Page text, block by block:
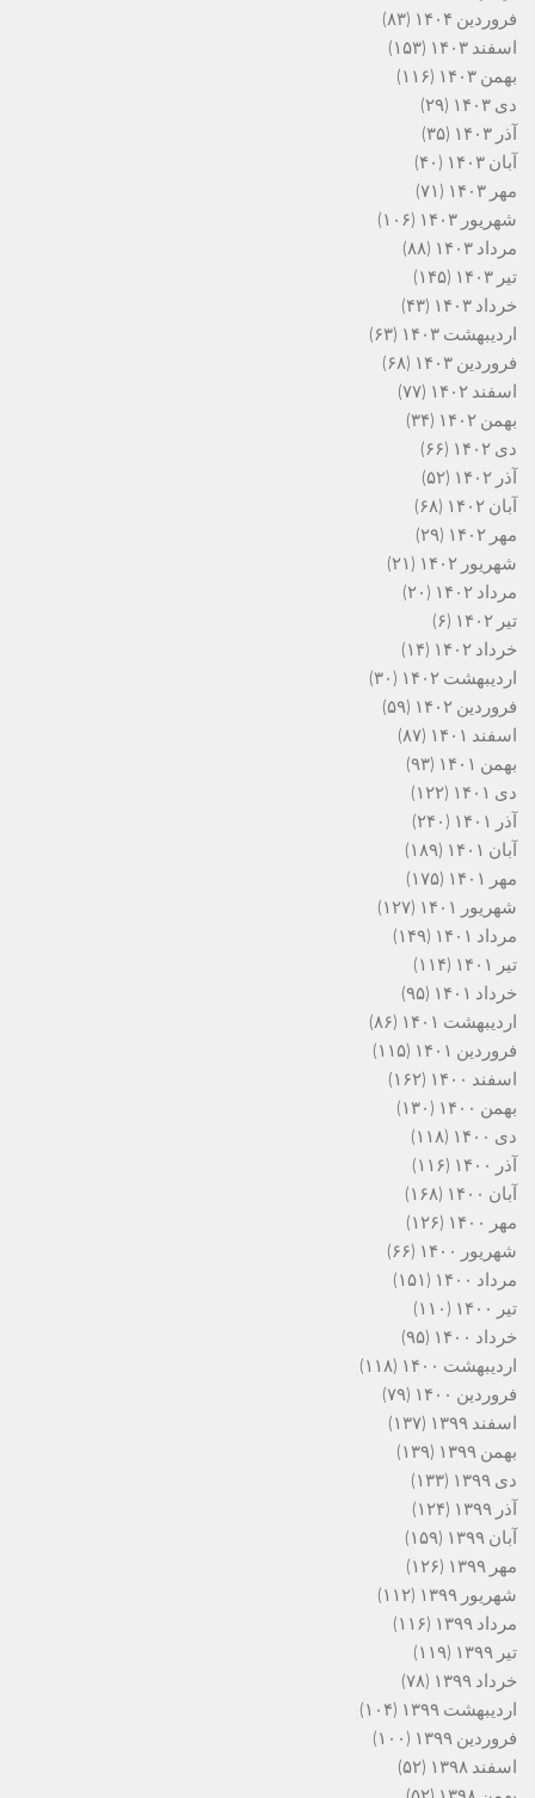
فروردین ۱۴۰۴
(۸۳)
اسفند ۱۴۰۳
(۱۵۳)
بهمن ۱۴۰۳
(۱۱۶)
دی ۱۴۰۳
(۲۹)
آذر ۱۴۰۳
(۳۵)
آبان ۱۴۰۳
(۴۰)
مهر ۱۴۰۳
(۷۱)
شهریور ۱۴۰۳
(۱۰۶)
مرداد ۱۴۰۳
(۸۸)
تیر ۱۴۰۳
(۱۴۵)
خرداد ۱۴۰۳
(۴۳)
اردیبهشت ۱۴۰۳
(۶۳)
فروردین ۱۴۰۳
(۶۸)
اسفند ۱۴۰۲
(۷۷)
بهمن ۱۴۰۲
(۳۴)
دی ۱۴۰۲
(۶۶)
آذر ۱۴۰۲
(۵۲)
آبان ۱۴۰۲
(۶۸)
مهر ۱۴۰۲
(۲۹)
شهریور ۱۴۰۲
(۲۱)
مرداد ۱۴۰۲
(۲۰)
تیر ۱۴۰۲
(۶)
خرداد ۱۴۰۲
(۱۴)
اردیبهشت ۱۴۰۲
(۳۰)
فروردین ۱۴۰۲
(۵۹)
اسفند ۱۴۰۱
(۸۷)
بهمن ۱۴۰۱
(۹۳)
دی ۱۴۰۱
(۱۲۲)
آذر ۱۴۰۱
(۲۴۰)
آبان ۱۴۰۱
(۱۸۹)
مهر ۱۴۰۱
(۱۷۵)
شهریور ۱۴۰۱
(۱۲۷)
مرداد ۱۴۰۱
(۱۴۹)
تیر ۱۴۰۱
(۱۱۴)
خرداد ۱۴۰۱
(۹۵)
اردیبهشت ۱۴۰۱
(۸۶)
فروردین ۱۴۰۱
(۱۱۵)
اسفند ۱۴۰۰
(۱۶۲)
بهمن ۱۴۰۰
(۱۳۰)
دی ۱۴۰۰
(۱۱۸)
آذر ۱۴۰۰
(۱۱۶)
آبان ۱۴۰۰
(۱۶۸)
مهر ۱۴۰۰
(۱۲۶)
شهریور ۱۴۰۰
(۶۶)
مرداد ۱۴۰۰
(۱۵۱)
تیر ۱۴۰۰
(۱۱۰)
خرداد ۱۴۰۰
(۹۵)
اردیبهشت ۱۴۰۰
(۱۱۸)
فروردین ۱۴۰۰
(۷۹)
اسفند ۱۳۹۹
(۱۳۷)
بهمن ۱۳۹۹
(۱۳۹)
دی ۱۳۹۹
(۱۳۳)
آذر ۱۳۹۹
(۱۲۴)
آبان ۱۳۹۹
(۱۵۹)
مهر ۱۳۹۹
(۱۲۶)
شهریور ۱۳۹۹
(۱۱۲)
مرداد ۱۳۹۹
(۱۱۶)
تیر ۱۳۹۹
(۱۱۹)
خرداد ۱۳۹۹
(۷۸)
اردیبهشت ۱۳۹۹
(۱۰۴)
فروردین ۱۳۹۹
(۱۰۰)
اسفند ۱۳۹۸
(۵۲)